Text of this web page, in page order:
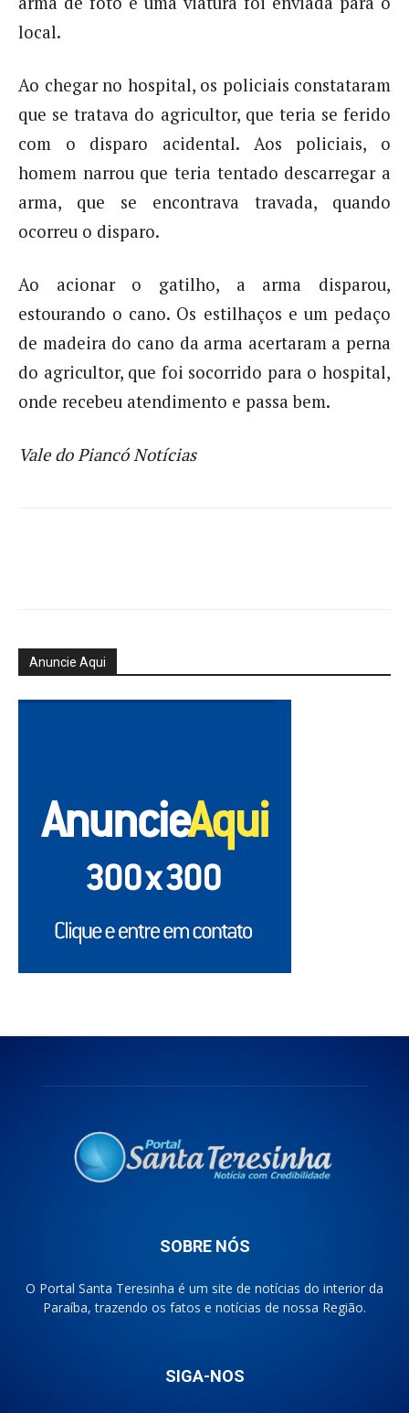
local.
Ao chegar no hospital, os policiais constataram
que se tratava do agricultor, que teria se ferido
com o disparo acidental. Aos policiais, o
homem narrou que teria tentado descarregar a
arma, que se encontrava travada, quando
ocorreu o disparo.
Ao acionar o gatilho, a arma disparou,
estourando o cano. Os estilhaços e um pedaço
de madeira do cano da arma acertaram a perna
do agricultor, que foi socorrido para o hospital,
onde recebeu atendimento e passa bem.
Vale do Piancó Notícias
Anuncie Aqui
SOBRE NÓS
O Portal Santa Teresinha é um site de notícias do interior da
Paraíba, trazendo os fatos e notícias de nossa Região.
SIGA-NOS